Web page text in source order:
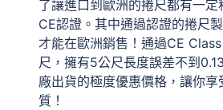
了讓進口到歐洲的捲尺都有一
CE認證。 其中通過認證的捲尺
才能在歐洲銷售！ 通過CE
尺，擁有5公尺長度誤差不到
廠出貨的極度優惠價格，讓你
質！